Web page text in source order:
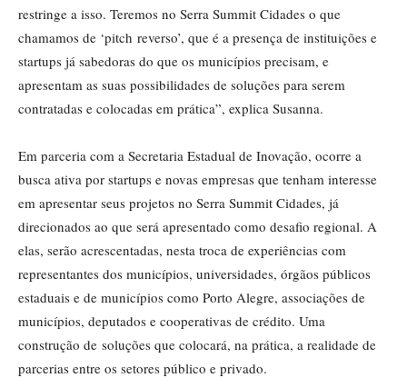
restringe a isso. Teremos no Serra Summit Cidades o que
chamamos de ‘pitch reverso’, que é a presença de instituições e
startups já sabedoras do que os municípios precisam, e
apresentam as suas possibilidades de soluções para serem
contratadas e colocadas em prática”, explica Susanna.
Em parceria com a Secretaria Estadual de Inovação, ocorre a
busca ativa por startups e novas empresas que tenham interesse
em apresentar seus projetos no Serra Summit Cidades, já
direcionados ao que será apresentado como desafio regional. A
elas, serão acrescentadas, nesta troca de experiências com
representantes dos municípios, universidades, órgãos públicos
estaduais e de municípios como Porto Alegre, associações de
municípios, deputados e cooperativas de crédito. Uma
construção de soluções que colocará, na prática, a realidade de
parcerias entre os setores público e privado.